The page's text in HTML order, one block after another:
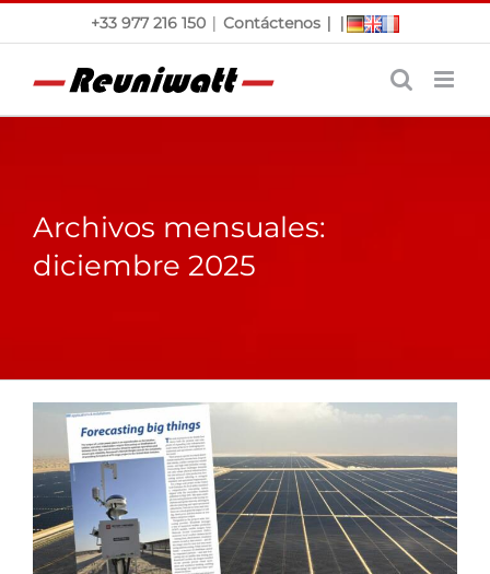
Saltar
+33 977 216 150 | Contáctenos | |
Archivos mensuales:
diciembre 2025